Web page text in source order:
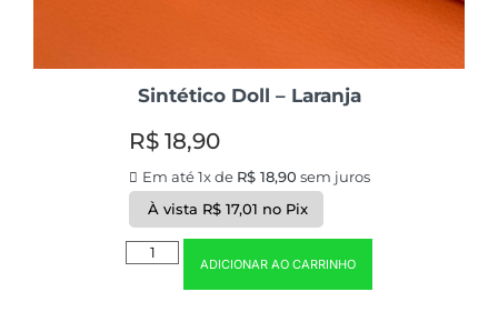
Sintético Doll – Laranja
R$18,90
Em até 1x de R$18,90 sem juros
À vista R$ 17,01 no Pix
ADICIONAR AO CARRINHO